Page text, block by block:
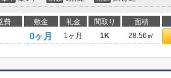
費 敷金 礼金 間取り 面積
0ヶ月 1ヶ月 1K 28.56㎡